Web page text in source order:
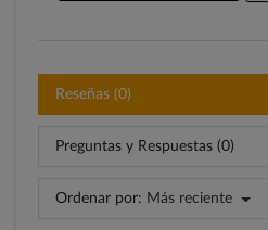
Reseñas (0)
Preguntas y Respuestas (0)
Ordenar por: Más reciente